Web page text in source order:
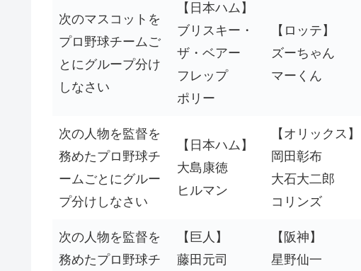
次のマスコットを
プロ野球チームご
とにグループ分け
しなさい
【日本ハム】
ブリスキー・
ザ・ベアー
フレップ
ポリー
【ロッテ】
ズーちゃん
マーくん
次の人物を監督を
務めたプロ野球チ
ームごとにグルー
プ分けしなさい
【日本ハム】
大島康徳
ヒルマン
【オリックス】
岡田彰布
大石大二郎
コリンズ
次の人物を監督を
務めたプロ野球チ
【巨人】
藤田元司
【阪神】
星野仙一